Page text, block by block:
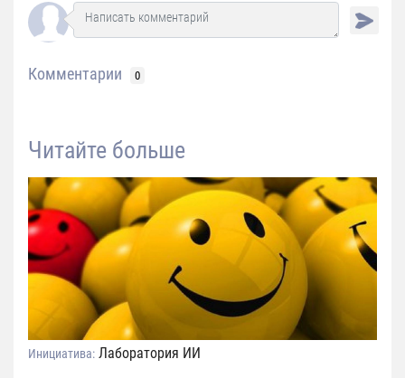
Комментарии 0
Читайте больше
Инициатива: Лаборатория ИИ